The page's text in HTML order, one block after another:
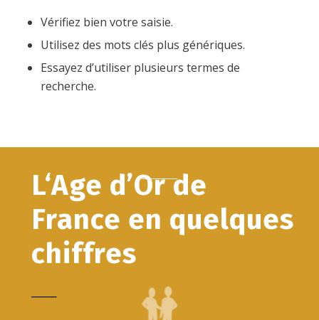
Vérifiez bien votre saisie.
Utilisez des mots clés plus génériques.
Essayez d’utiliser plusieurs termes de
recherche.
L‘Age d’Or de
France en quelques
chiffres